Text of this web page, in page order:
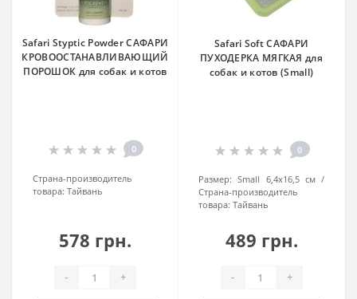
Safari Styptic Powder САФАРИ
КРОВООСТАНАВЛИВАЮЩИЙ
ПОРОШОК для собак и котов
0
Страна-производитель
товара: Тайвань
578 грн.
- +
Safari Soft САФАРИ
ПУХОДЕРКА МЯГКАЯ для
собак и котов (Small)
0
Размер: Small 6,4х16,5 см
Страна-производитель
товара: Тайвань
489 грн.
- +